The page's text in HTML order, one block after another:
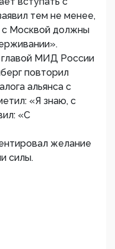
тем не менее,
Москвой должны
главой МИД России
повторил
альянса с
«Я знаю, с
«С
желание
силы.